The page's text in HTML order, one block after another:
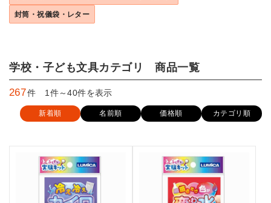
封筒・祝儀袋・レター
学校・子ども文具カテゴリ 商品一覧
267件 1件～40件を表示
新着順 名前順 価格順 カテゴリ順